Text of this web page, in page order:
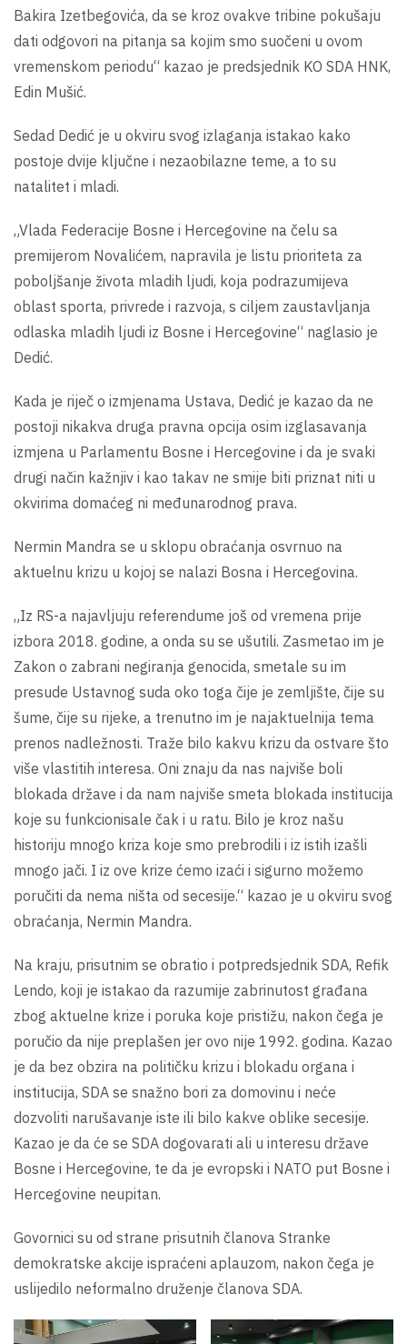
Bakira Izetbegovića, da se kroz ovakve tribine pokušaju
dati odgovori na pitanja sa kojim smo suočeni u ovom
vremenskom periodu“ kazao je predsjednik KO SDA HNK,
Edin Mušić.
Sedad Dedić je u okviru svog izlaganja istakao kako
postoje dvije ključne i nezaobilazne teme, a to su
natalitet i mladi.
„Vlada Federacije Bosne i Hercegovine na čelu sa
premijerom Novalićem, napravila je listu prioriteta za
poboljšanje života mladih ljudi, koja podrazumijeva
oblast sporta, privrede i razvoja, s ciljem zaustavljanja
odlaska mladih ljudi iz Bosne i Hercegovine“ naglasio je
Dedić.
Kada je riječ o izmjenama Ustava, Dedić je kazao da ne
postoji nikakva druga pravna opcija osim izglasavanja
izmjena u Parlamentu Bosne i Hercegovine i da je svaki
drugi način kažnjiv i kao takav ne smije biti priznat niti u
okvirima domaćeg ni međunarodnog prava.
Nermin Mandra se u sklopu obraćanja osvrnuo na
aktuelnu krizu u kojoj se nalazi Bosna i Hercegovina.
„Iz RS-a najavljuju referendume još od vremena prije
izbora 2018. godine, a onda su se ušutili. Zasmetao im je
Zakon o zabrani negiranja genocida, smetale su im
presude Ustavnog suda oko toga čije je zemljište, čije su
šume, čije su rijeke, a trenutno im je najaktuelnija tema
prenos nadležnosti. Traže bilo kakvu krizu da ostvare što
više vlastitih interesa. Oni znaju da nas najviše boli
blokada države i da nam najviše smeta blokada institucija
koje su funkcionisale čak i u ratu. Bilo je kroz našu
historiju mnogo kriza koje smo prebrodili i iz istih izašli
mnogo jači. I iz ove krize ćemo izaći i sigurno možemo
poručiti da nema ništa od secesije.“ kazao je u okviru svog
obraćanja, Nermin Mandra.
Na kraju, prisutnim se obratio i potpredsjednik SDA, Refik
Lendo, koji je istakao da razumije zabrinutost građana
zbog aktuelne krize i poruka koje pristižu, nakon čega je
poručio da nije preplašen jer ovo nije 1992. godina. Kazao
je da bez obzira na političku krizu i blokadu organa i
institucija, SDA se snažno bori za domovinu i neće
dozvoliti narušavanje iste ili bilo kakve oblike secesije.
Kazao je da će se SDA dogovarati ali u interesu države
Bosne i Hercegovine, te da je evropski i NATO put Bosne i
Hercegovine neupitan.
Govornici su od strane prisutnih članova Stranke
demokratske akcije ispraćeni aplauzom, nakon čega je
uslijedilo neformalno druženje članova SDA.